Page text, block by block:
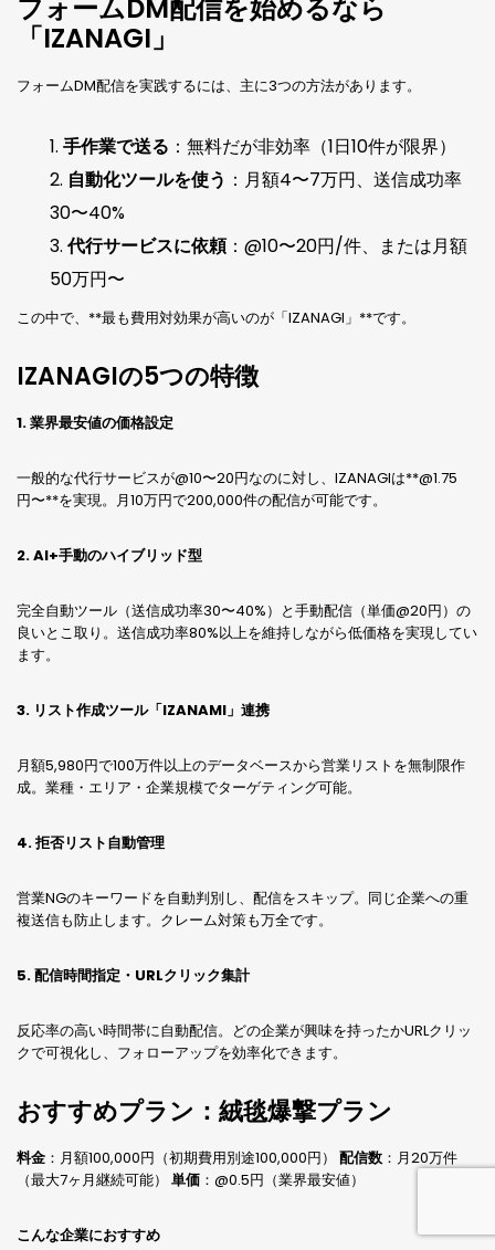
フォームDM配信を始めるなら
「IZANAGI」
フォームDM配信を実践するには、主に3つの方法があります。
手作業で送る ：無料だが非効率（1日10件が限界）
自動化ツールを使う ：月額4〜7万円、送信成功率
30〜40%
代行サービスに依頼：@10〜20円/件、または月額
50万円〜
この中で、**最も費用対効果が高いのが「IZANAGI」**です。
IZANAGIの5つの特徴
1. 業界最安値の価格設定
一般的な代行サービスが@10〜20円なのに対し、IZANAGIは**@1.75
円〜**を実現。月10万円で200,000件の配信が可能です。
2. AI+手動のハイブリッド型
完全自動ツール（送信成功率30〜40%）と手動配信（単価@20円）の
良いとこ取り。送信成功率80%以上を維持しながら低価格を実現してい
ます。
3. リスト作成ツール「IZANAMI」連携
月額5,980円で100万件以上のデータベースから営業リストを無制限作
成。業種・エリア・企業規模でターゲティング可能。
4. 拒否リスト自動管理
営業NGのキーワードを自動判別し、配信をスキップ。同じ企業への重
複送信も防止します。クレーム対策も万全です。
5. 配信時間指定・URLクリック集計
反応率の高い時間帯に自動配信。どの企業が興味を持ったかURLクリッ
クで可視化し、フォローアップを効率化できます。
おすすめプラン：絨毯爆撃プラン
料金 ：月額100,000円（初期費用別途100,000円） 配信数：月20万件
（最大7ヶ月継続可能） 単価 ：@0.5円（業界最安値）
こんな企業におすすめ